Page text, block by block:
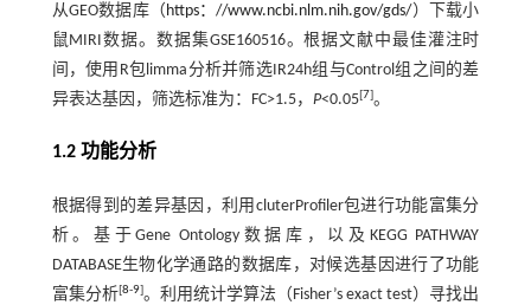
从GEO数据库（ https：//www.ncbi.nlm.nih.gov/gds/ ）下载小
鼠MIRI数据。数据集GSE160516。根据文献中最佳灌注时
间，使用R包limma分析并筛选IR24h组与Control组之间的差
异表达基因，筛选标准为：FC>1.5， P<0.05[7]。
1.2 功能分析
根据得到的差异基因，利用cluterProfiler包进行功能富集分
析。基于Gene Ontology数据库，以及KEGG PATHWAY
DATABASE生物化学通路的数据库，对候选基因进行了功能
富集分析[8-9]。利用统计学算法（Fisher’s exact test）寻找出